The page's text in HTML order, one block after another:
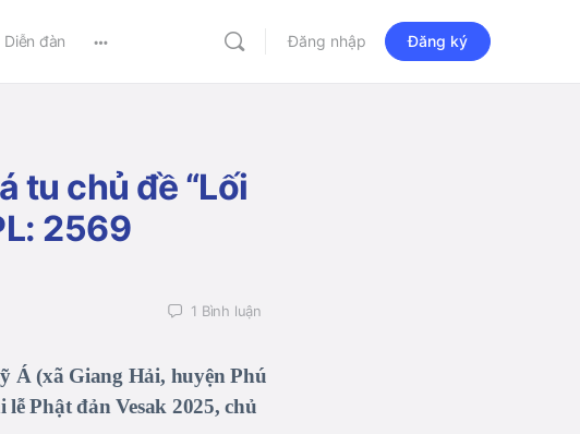
Diễn đàn Đăng nhập Đăng ký
tu chủ đề “Lối
2569
1 Bình luận
Á (xã Giang Hải, huyện Phú
Phật đản Vesak 2025, chủ